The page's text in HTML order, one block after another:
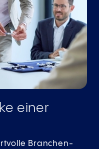
einer
Branchen-